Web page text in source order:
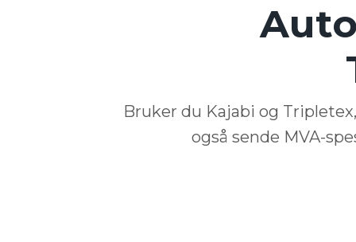
Bruker du Kajabi og
også sende MVA-